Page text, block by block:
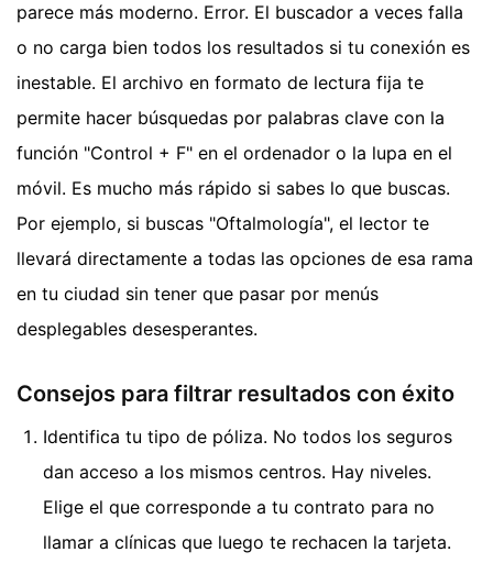
parece más moderno. Error. El buscador a veces falla
o no carga bien todos los resultados si tu conexión es
inestable. El archivo en formato de lectura fija te
permite hacer búsquedas por palabras clave con la
función "Control + F" en el ordenador o la lupa en el
móvil. Es mucho más rápido si sabes lo que buscas.
Por ejemplo, si buscas "Oftalmología", el lector te
llevará directamente a todas las opciones de esa rama
en tu ciudad sin tener que pasar por menús
desplegables desesperantes.
Consejos para filtrar resultados con éxito
Identifica tu tipo de póliza. No todos los seguros
dan acceso a los mismos centros. Hay niveles.
Elige el que corresponde a tu contrato para no
llamar a clínicas que luego te rechacen la tarjeta.